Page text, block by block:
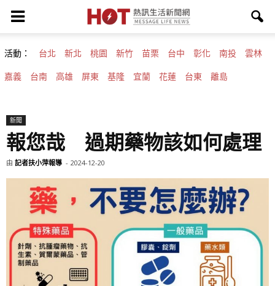
活動： 台北 新北 桃園 新竹 苗栗 台中 彰化 南投 雲林
嘉義 台南 高雄 屏東 基隆 宜蘭 花蓮 台東 離島
新聞
報您哉 過期藥物該如何處理
由 記者扶小萍報導 - 2024-12-20